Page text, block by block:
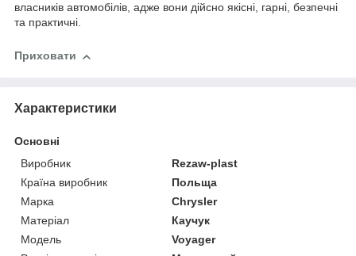
власників автомобілів, адже вони дійсно якісні, гарні, безпечні
та практичні.
Приховати
Характеристики
Основні
Виробник
Rezaw-plast
Країна виробник
Польща
Марка
Chrysler
Матеріал
Каучук
Модель
Voyager